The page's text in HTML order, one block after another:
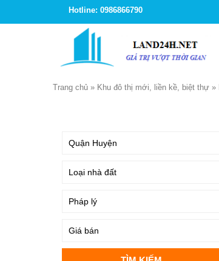
Hotline: 0986866790
Trang chủ » Khu đô thị mới, liền kề, biệt thự »